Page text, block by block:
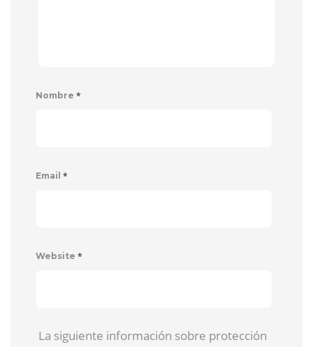
Nombre *
Email *
Website *
La siguiente información sobre protección